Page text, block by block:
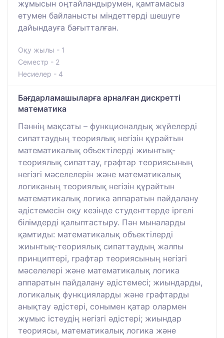
жұмысын оңтайландырумен, қамтамасыз
етумен байланысты міндеттерді шешуге
дайындауға бағытталған.
Оқу жылы - 1
Семестр - 2
Несиелер - 4
Бағдарламашыларға арналған дискретті
математика
Пәннің мақсаты – функционалдық жүйелерді
сипаттаудың теориялық негізін құрайтын
математикалық объектілерді жиынтық-
теориялық сипаттау, графтар теориясының
негізгі мәселелерін және математикалық
логиканың теориялық негізін құрайтын
математикалық логика аппаратын пайдалану
әдістемесін оқу кезінде студенттерде іргелі
білімдерді қалыптастыру. Пән мыналарды
қамтиды: математикалық объектілерді
жиынтық-теориялық сипаттаудың жалпы
принциптері, графтар теориясының негізгі
мәселелері және математикалық логика
аппаратын пайдалану әдістемесі; жиындарды,
логикалық функцияларды және графтарды
анықтау әдістері, сонымен қатар олармен
жұмыс істеудің негізгі әдістері; жиындар
теориясы, математикалық логика және